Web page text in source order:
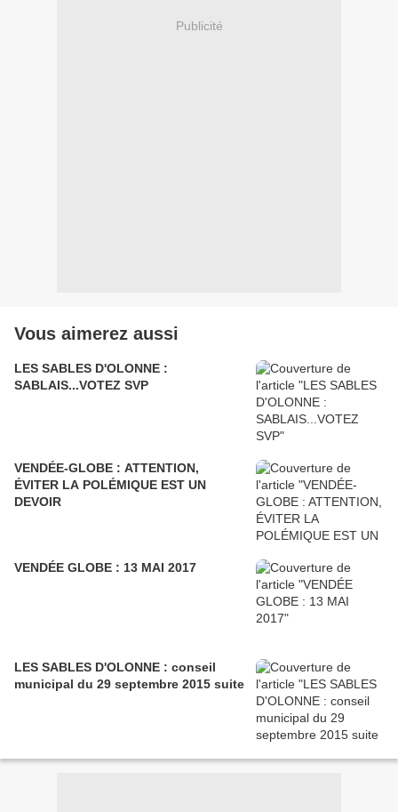
Publicité
Vous aimerez aussi
LES SABLES D'OLONNE :
SABLAIS...VOTEZ SVP
VENDÉE-GLOBE : ATTENTION,
ÉVITER LA POLÉMIQUE EST UN
DEVOIR
VENDÉE GLOBE : 13 MAI 2017
LES SABLES D'OLONNE : conseil
municipal du 29 septembre 2015 suite